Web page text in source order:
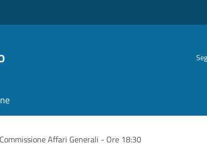
Affari Generali - Ore 18:30